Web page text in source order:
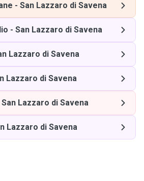
- San Lazzaro di Savena
- San Lazzaro di Savena
Lazzaro di Savena
Lazzaro di Savena
San Lazzaro di Savena
Lazzaro di Savena